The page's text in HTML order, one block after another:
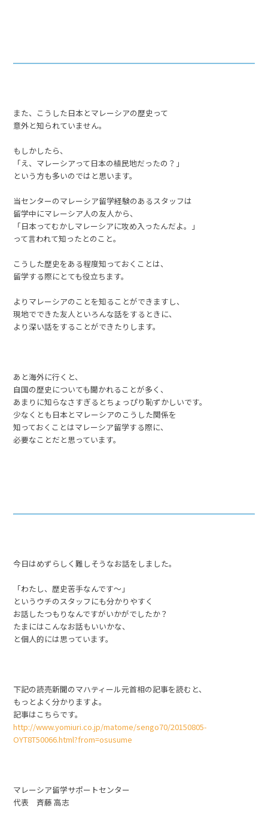
また、こうした日本とマレーシアの歴史って
意外と知られていません。
もしかしたら、
「え、マレーシアって日本の植民地だったの？」
という方も多いのではと思います。
当センターのマレーシア留学経験のあるスタッフは
留学中にマレーシア人の友人から、
「日本ってむかしマレーシアに攻め入ったんだよ。」
って言われて知ったとのこと。
こうした歴史をある程度知っておくことは、
留学する際にとても役立ちます。
よりマレーシアのことを知ることができますし、
現地でできた友人といろんな話をするときに、
より深い話をすることができたりします。
あと海外に行くと、
自国の歴史についても聞かれることが多く、
あまりに知らなさすぎるとちょっぴり恥ずかしいです。
少なくとも日本とマレーシアのこうした関係を
知っておくことはマレーシア留学する際に、
必要なことだと思っています。
今日はめずらしく難しそうなお話をしました。
「わたし、歴史苦手なんです～」
というウチのスタッフにも分かりやすく
お話したつもりなんですがいかがでしたか？
たまにはこんなお話もいいかな、
と個人的には思っています。
下記の読売新聞のマハティール元首相の記事を読むと、
もっとよく分かりますよ。
記事はこちらです。
http://www.yomiuri.co.jp/matome/sengo70/20150805-
OYT8T50066.html?from=osusume
マレーシア留学サポートセンター
代表 斉藤 高志